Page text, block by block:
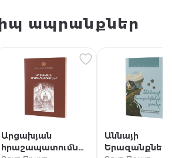
ապրանքներ
Արցախյան
հրաշապատումներ
Աննայի
Երազանքների